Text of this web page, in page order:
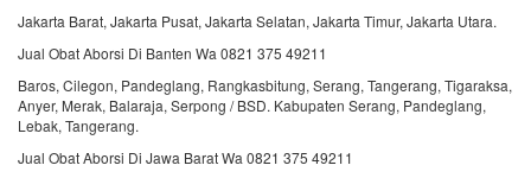
Jakarta Barat, Jakarta Pusat, Jakarta Selatan, Jakarta Timur, Jakarta Utara.
Jual Obat Aborsi Di Banten Wa 0821 375 49211
Baros, Cilegon, Pandeglang, Rangkasbitung, Serang, Tangerang, Tigaraksa,
Anyer, Merak, Balaraja, Serpong / BSD. Kabupaten Serang, Pandeglang,
Lebak, Tangerang.
Jual Obat Aborsi Di Jawa Barat Wa 0821 375 49211